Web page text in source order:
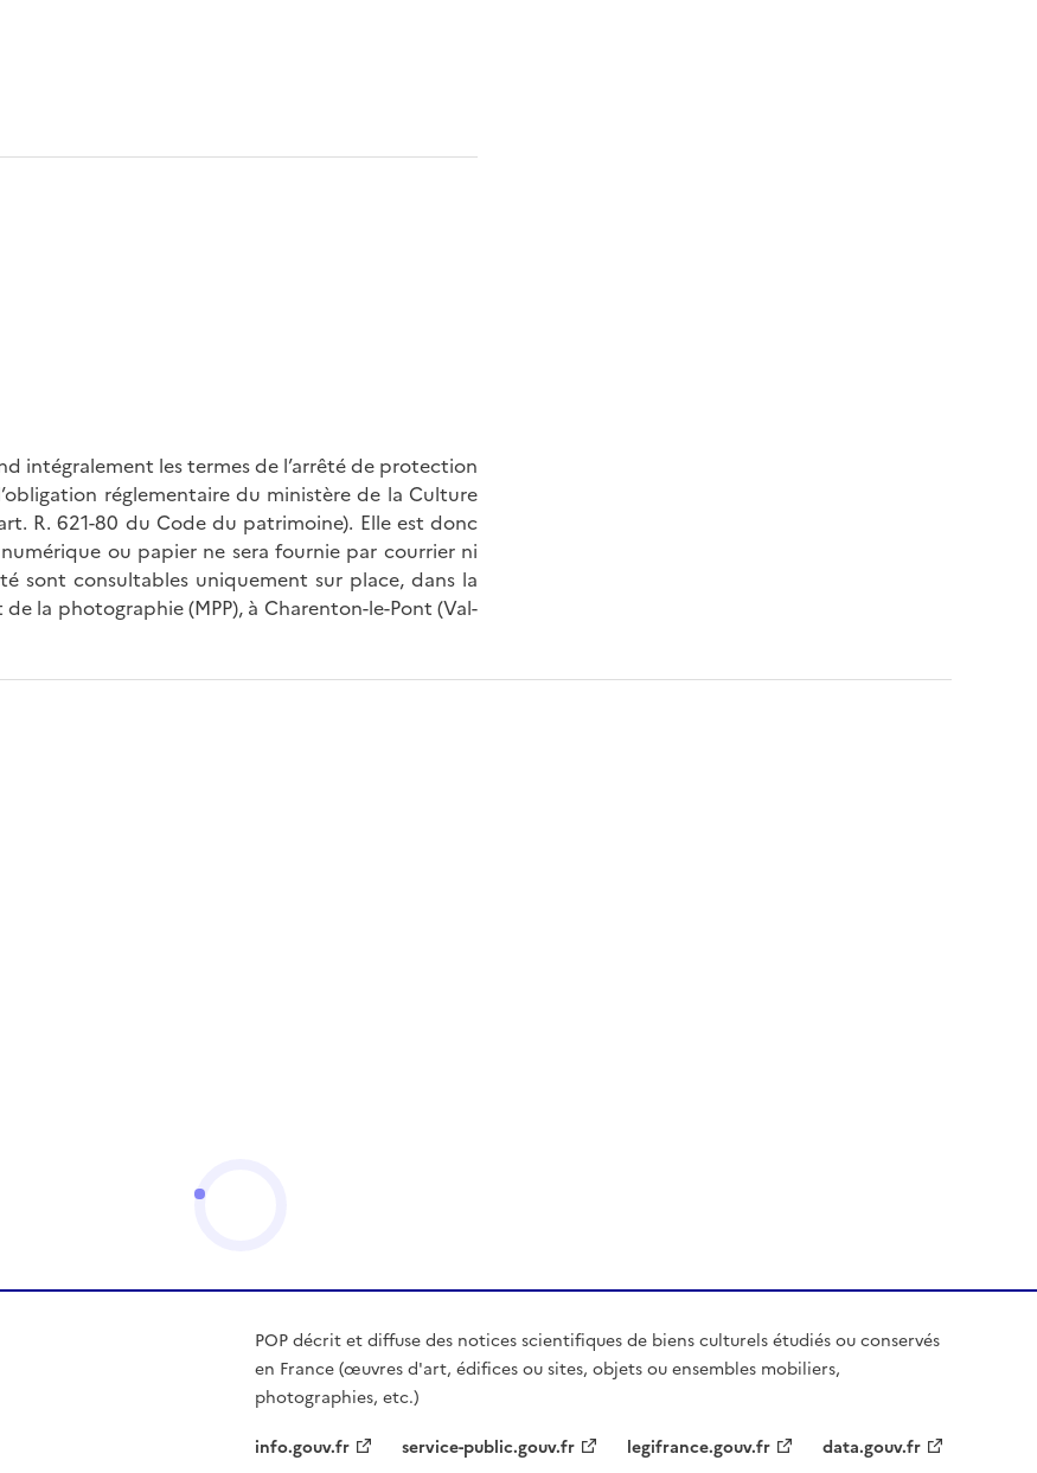
intégralement les termes de l’arrêté de protection
réglementaire du ministère de la Culture
R. 621-80 du Code du patrimoine). Elle est donc
ou papier ne sera fournie par courrier ni
sont consultables uniquement sur place, dans la
la photographie (MPP), à Charenton-le-Pont (Val-
POP décrit et diffuse des notices scientifiques de biens culturels étudiés ou conservés
en France (œuvres d'art, édifices ou sites, objets ou ensembles mobiliers,
photographies, etc.)
info.gouv.fr
service-public.gouv.fr legifrance.gouv.fr data.gouv.fr